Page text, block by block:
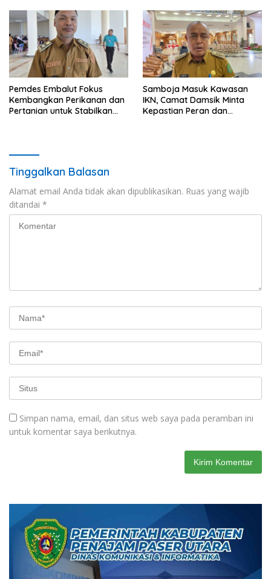
Pemdes Embalut Fokus
Kembangkan Perikanan dan
Pertanian untuk Stabilkan
Samboja Masuk Kawasan
IKN, Camat Damsik Minta
Kepastian Peran dan
Tinggalkan Balasan
Alamat email Anda tidak akan dipublikasikan. Ruas yang wajib
ditandai *
Simpan nama, email, dan situs web saya pada peramban ini
untuk komentar saya berikutnya.